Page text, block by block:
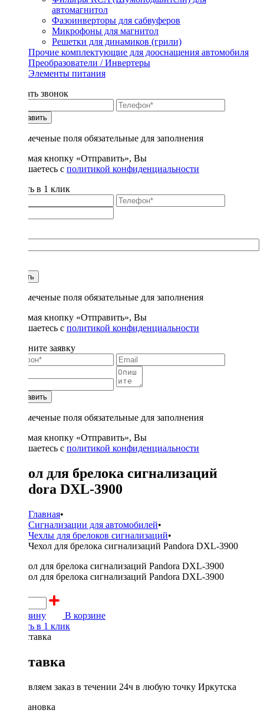
автомагнитол
Фазоинверторы для сабвуферов
Микрофоны для магнитол
Решетки для динамиков (грили)
Прочие комплектующие для дооснащения автомобиля
Преобразователи / Инвертеры
Элементы питания
Заказать звонок
Отправить
* - отмеченые поля обязательные для заполнения
Нажимая кнопку «Отправить», Вы
соглашаетесь с политикой конфиденциальности
Купить в 1 клик
Купить
* - отмеченые поля обязательные для заполнения
Нажимая кнопку «Отправить», Вы
соглашаетесь с политикой конфиденциальности
Заполните заявку
Отправить
* - отмеченые поля обязательные для заполнения
Нажимая кнопку «Отправить», Вы
соглашаетесь с политикой конфиденциальности
Чехол для брелока сигнализаций
Pandora DXL-3900
Главная•
Сигнализации для автомобилей•
Чехлы для брелоков сигнализаций•
Чехол для брелока сигнализаций Pandora DXL-3900
В корзину
В корзине
Купить в 1 клик
Доставка
Доставляем заказ в течении 24ч в любую точку Иркутска